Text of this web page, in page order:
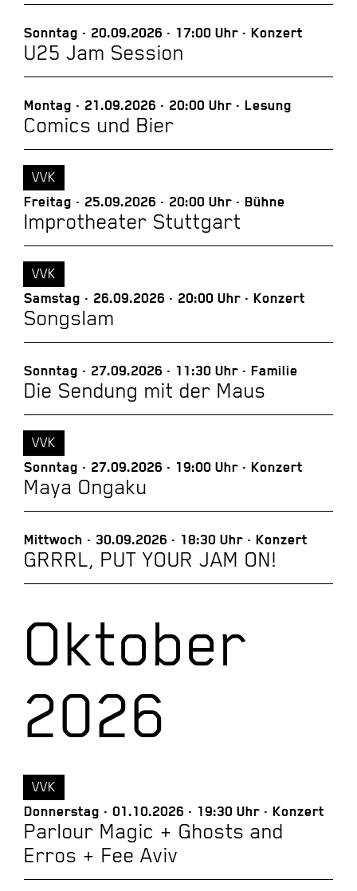
Sonntag 20.09.2026 17:00 Uhr Konzert
U25 Jam Session
Montag 21.09.2026 20:00 Uhr Lesung
Comics und Bier
Freitag 25.09.2026 20:00 Uhr Bühne
Improtheater Stuttgart
VVK
Samstag 26.09.2026 20:00 Uhr Konzert
Songslam
VVK
Sonntag 27.09.2026 11:30 Uhr Familie
Die Sendung mit der Maus
Sonntag 27.09.2026 19:00 Uhr Konzert
Maya Ongaku
VVK
Mittwoch 30.09.2026 18:30 Uhr Konzert
GRRRL, PUT YOUR JAM ON!
Oktober
2026
Donnerstag 01.10.2026 19:30 Uhr Konzert
Parlour Magic + Ghosts and
Erros + Fee Aviv
VVK